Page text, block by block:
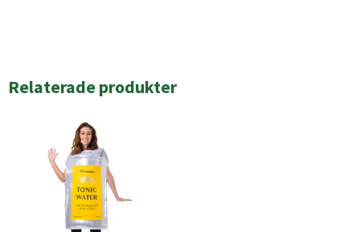
Relaterade produkter